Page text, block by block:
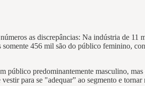
as discrepâncias: Na indústria de 11
somente 456 mil são do público feminino,
público predominantemente masculino, mas
para se "adequar” ao segmento e